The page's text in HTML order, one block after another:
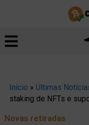
Início » Últimas
staking de NFTs e
Novas retiradas